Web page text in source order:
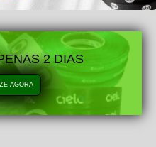
2 DIAS
AGORA